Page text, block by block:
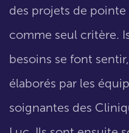
des projets de pointe
comme seul critère.
besoins se font
élaborés par les
soignantes des